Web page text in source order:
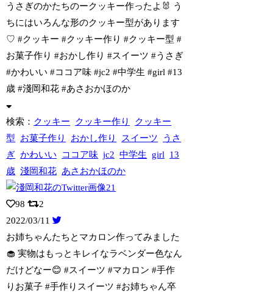
うさぎのかたちのークッキー作ったよ🐰 う
ちにはいろんな形のクッキー型があります
♡ #クッキー #クッキー作り #クッキー型 #
お菓子作り #おかし作り #スイーツ #うさぎ
#かわいい #ココア味 #jc2 #中学生 #girl #13
歳 #淺岡和花 #あさおかほのか
検索： クッキー クッキー作り
クッキー
型
お菓子作り おかし作り スイーツ
うさ
ぎ かわいい ココア味 jc2 中学生 girl
13
歳 淺岡和花 あさおかほのか
98
2
2022/03/11
お姉ちゃんたちとマカロン作ってみました
🧁 実物はもっとキレイなラベンダー色なん
だけどなー😊 #スイーツ #マカロン #手作
りお菓子 #手作りスイーツ #お姉ちゃん卒